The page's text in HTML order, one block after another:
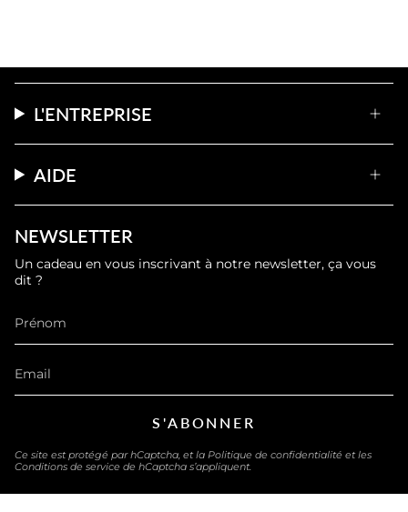
L'ENTREPRISE
AIDE
NEWSLETTER
Un cadeau en vous inscrivant à notre newsletter, ça vous
dit ?
S'ABONNER
Ce site est protégé par hCaptcha, et la Politique de confidentialité et les
Conditions de service de hCaptcha s’appliquent.